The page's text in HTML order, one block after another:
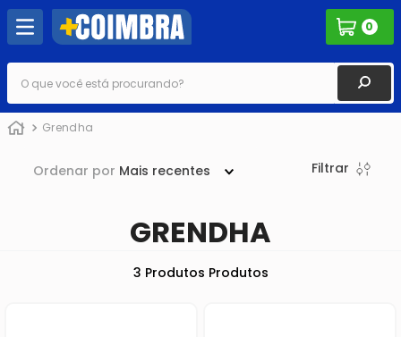
0
O que você está procurando?
Grendha
Ordenar por Mais recentes Filtrar
GRENDHA
3 Produtos